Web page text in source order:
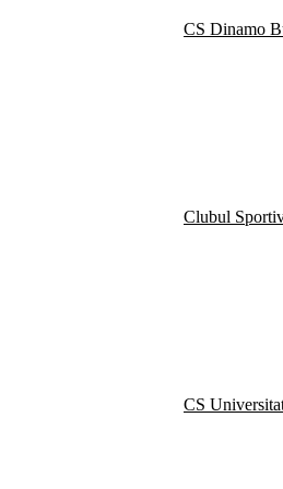
CS Dinamo
Clubul
CS